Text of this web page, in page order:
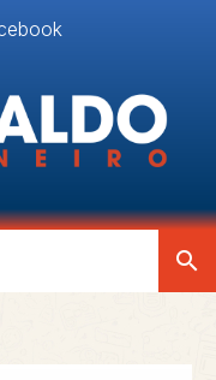
search